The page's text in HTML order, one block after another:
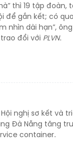
thì 19 tập đoàn,
để gắn kết; có
nhìn dài hạn”, ông
đổi với PLVN.
nghị sơ kết và
Đà Nẵng tăng
container.